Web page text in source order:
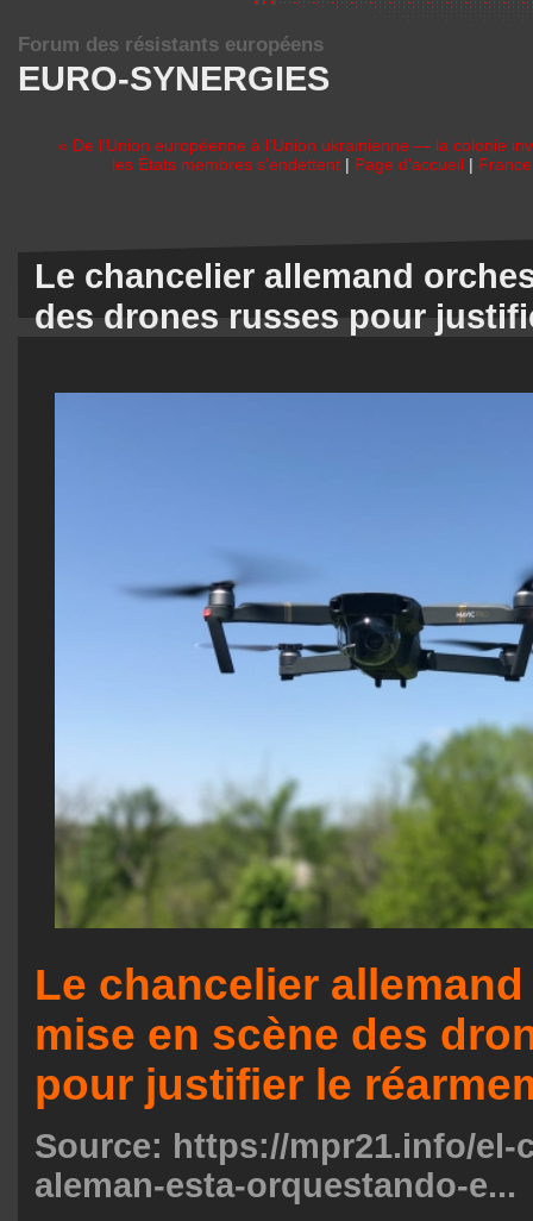
EURO-SYNERGIES
Forum des résistants européens
« De l’Union européenne à l’Union ukrainienne — la colonie
les États membres s’endettent | Page d'accueil |
Le chancelier allemand
des drones russes pour
Le chancelier
mise en scène des
pour justifier le
Source: https://mpr21.info/el-
aleman-esta-orquestando-e...